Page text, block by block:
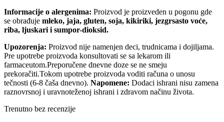
Informacije o alergenima: Proizvod je proizveden u pogonu gde
se obrađuje mleko, jaja, gluten, soja, kikiriki, jezgrsasto voće,
riba, ljuskari i sumpor-dioksid.
Upozorenja: Proizvod nije namenjen deci, trudnicama i dojiljama.
Pre upotrebe proizvoda konsultovati se sa lekarom ili
farmaceutom.Preporučene dnevne doze se ne smeju
prekoračiti.Tokom upotrebe proizvoda voditi računa o unosu
tečnosti (6-8 čaša dnevno). Napomene: Dodaci ishrani nisu zamena
raznovrsnoj i uravnoteženoj ishrani i zdravom načinu života.
Trenutno bez recenzije